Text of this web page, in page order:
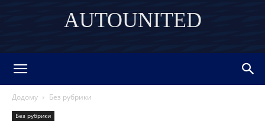
AUTOUNITED
Додому Без рубрики
Без рубрики